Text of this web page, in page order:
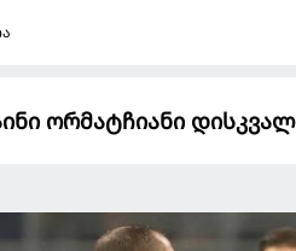
ორმატჩიანი